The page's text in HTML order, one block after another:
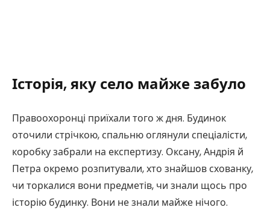
Історія, яку село майже забуло
Правоохоронці приїхали того ж дня. Будинок
оточили стрічкою, спальню оглянули спеціалісти,
коробку забрали на експертизу. Оксану, Андрія й
Петра окремо розпитували, хто знайшов схованку,
чи торкалися вони предметів, чи знали щось про
історію будинку. Вони не знали майже нічого.